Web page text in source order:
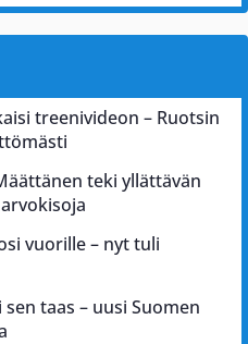
treenivideon – Ruotsin
teki yllättävän
vuorille – nyt tuli
taas – uusi Suomen